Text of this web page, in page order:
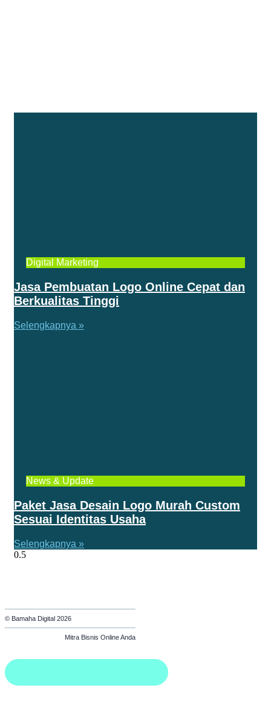
Digital Marketing
Jasa Pembuatan Logo Online Cepat dan
Berkualitas Tinggi
Selengkapnya »
News & Update
Paket Jasa Desain Logo Murah Custom
Sesuai Identitas Usaha
Selengkapnya »
© Bamaha Digital 2026
Mitra Bisnis Online Anda